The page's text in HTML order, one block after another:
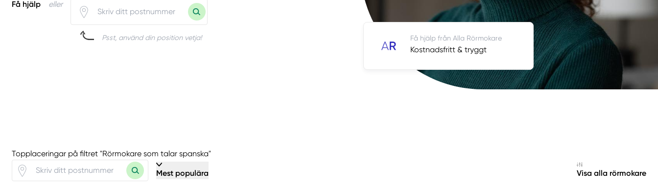
Få hjälp eller
Psst, använd din position vetja! Få hjälp från Alla Rörmokare
Kostnadsfritt & tryggt
Topplaceringar på filtret "Rörmokare som talar spanska"
Mest populära Visa alla rörmokare